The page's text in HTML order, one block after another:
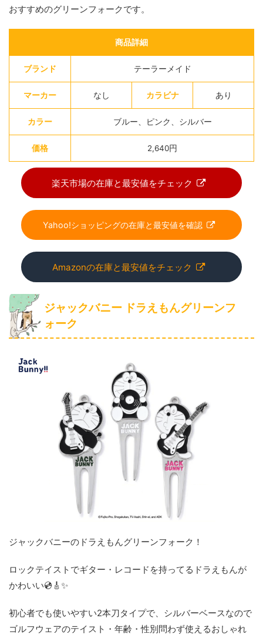
おすすめのグリーンフォークです。
商品詳細
ブランド テーラーメイド
マーカー なし カラビナ あり
カラー ブルー、ピンク、シルバー
価格 2,640円
楽天市場の在庫と最安値をチェック
Yahoo!ショッピングの在庫と最安値を確認
Amazonの在庫と最安値をチェック
ジャックバニー ドラえもんグリーンフ
ォーク
ジャックバニーのドラえもんグリーンフォーク！
ロックテイストでギター・レコードを持ってるドラえもんが
かわいい💿️🎸✨️
初心者でも使いやすい2本刀タイプで、シルバーベースなので
ゴルフウェアのテイスト・年齢・性別問わず使えるおしゃれ